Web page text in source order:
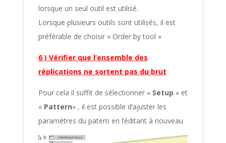
lorsque un seul outil est utilisé.
Lorsque plusieurs outils sont utilisés, il est
préférable de choisir « Order by tool »
6 ) Vérifier que l’ensemble des
réplications ne sortent pas du brut
Pour cela il suffit de sélectionner « Setup » et
« Pattern« , il est possible d’ajuster les
paramètres du patern en l’éditant à nouveau